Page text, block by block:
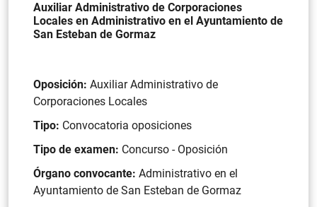
Auxiliar Administrativo de Corporaciones
Locales en Administrativo en el Ayuntamiento de
San Esteban de Gormaz
Oposición: Auxiliar Administrativo de
Corporaciones Locales
Tipo: Convocatoria oposiciones
Tipo de examen: Concurso - Oposición
Órgano convocante: Administrativo en el
Ayuntamiento de San Esteban de Gormaz